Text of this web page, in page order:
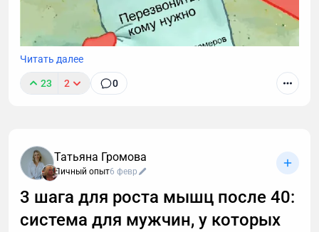
Транскрибация преобразует разговоры в текст,
позволяя находить любые устные договоренности
буквально за секунды. Рассказываю принцип
работы этой технологии, способы ее применения. А
также — как настроить автоматическую
Читать далее
23 2 0
Татьяна Громова
Личный опыт6 февр
3 шага для роста мышц после 40:
система для мужчин, у которых